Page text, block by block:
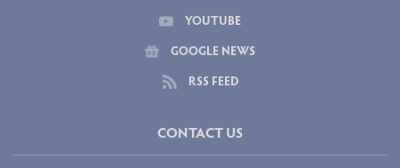
YOUTUBE
GOOGLE NEWS
RSS FEED
CONTACT US